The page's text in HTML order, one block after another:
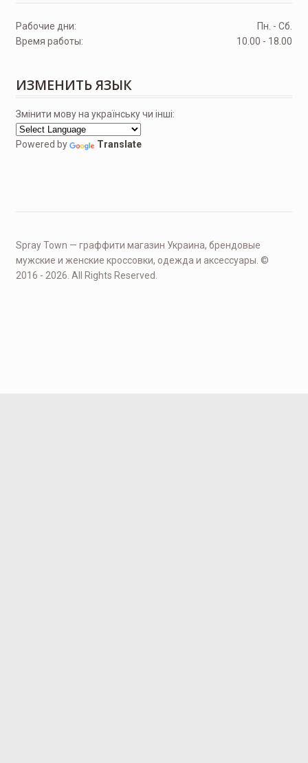
Рабочие дни:
Пн. - Сб.
Время работы:
10.00 - 18.00
ИЗМЕНИТЬ ЯЗЫК
Змінити мову на українську чи інші:
Powered by Translate
Spray Town — граффити магазин Украина, брендовые
мужские и женские кроссовки, одежда и аксессуары. ©
2016 - 2026. All Rights Reserved.